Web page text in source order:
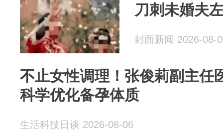
刀刺未婚夫
封面新闻 2026-08-
不止女性调理！张俊莉副主任
科学优化备孕体质
生活科技日谈 2026-08-06